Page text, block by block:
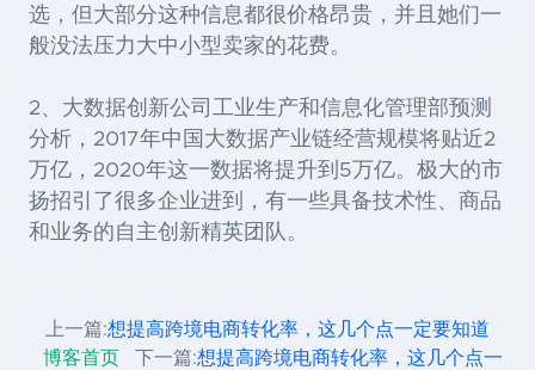
选，但大部分这种信息都很价格昂贵，并且她们一
般没法压力大中小型卖家的花费。
2、大数据创新公司 工业生产和信息化管理部预测
分析， 2017年中国大数据产业链经营规模将贴近2
万亿， 2020年这一数据将提升到 5 万亿。极大的市
扬招引了很多企业进到，有一些具备技术性、商品
和业务的自主创新精英团队。
上一篇:想提高跨境电商转化率，这几个点一定要知道
博客首页
下一篇:想提高跨境电商转化率，这几个点一